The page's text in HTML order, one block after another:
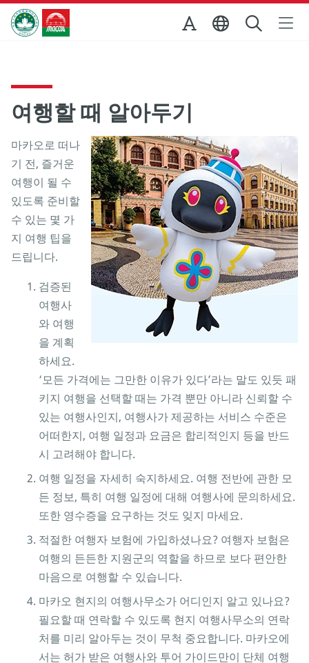
Skip to Main Content
마카오정부관광청
여행할 때 알아두기
마카오로 떠나
기 전, 즐거운
여행이 될 수
있도록 준비할
수 있는 몇 가
지 여행 팁을
드립니다.
검증된
여행사
와 여행
을 계획
하세요.
‘모든 가격에는 그만한 이유가 있다’라는 말도 있듯 패
키지 여행을 선택할 때는 가격 뿐만 아니라 신뢰할 수
있는 여행사인지, 여행사가 제공하는 서비스 수준은
어떠한지, 여행 일정과 요금은 합리적인지 등을 반드
시 고려해야 합니다.
여행 일정을 자세히 숙지하세요. 여행 전반에 관한 모
든 정보, 특히 여행 일정에 대해 여행사에 문의하세요.
또한 영수증을 요구하는 것도 잊지 마세요.
적절한 여행자 보험에 가입하셨나요? 여행자 보험은
여행의 든든한 지원군의 역할을 하므로 보다 편안한
마음으로 여행할 수 있습니다.
마카오 현지의 여행사무소가 어디인지 알고 있나요?
필요할 때 연락할 수 있도록 현지 여행사무소의 연락
처를 미리 알아두는 것이 무척 중요합니다. 마카오에
서는 허가 받은 여행사와 투어 가이드만이 단체 여행